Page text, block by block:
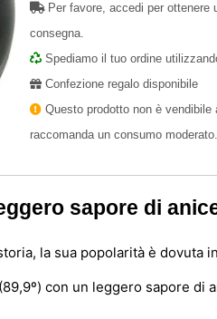
Per favore, accedi per ottenere
consegna.
Spediamo il tuo ordine
Confezione regalo disponibile
Questo prodotto non è vendibile
raccomanda un consumo moderato.
sapore di
la sua popolarità è
con un leggero sapore